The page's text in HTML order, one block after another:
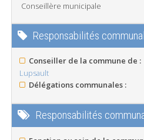
Conseillère municipale
Responsabilités
Conseiller de la commune de :
Lupsault
Délégations communales :
Responsabilités